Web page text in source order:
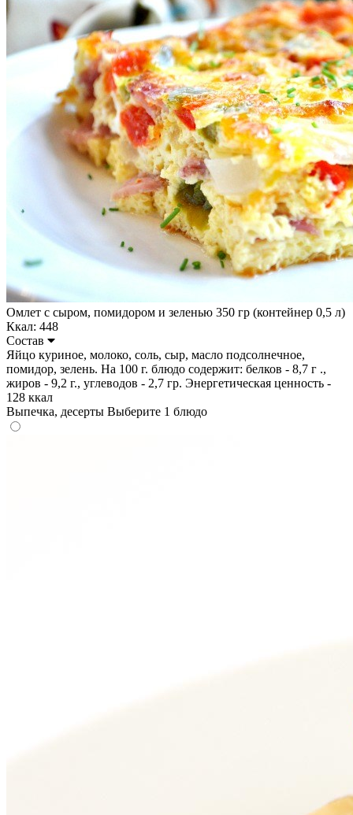
Омлет с сыром, помидором и зеленью 350 гр (контейнер 0,5 л)
Ккал: 448
Состав
Яйцо куриное, молоко, соль, сыр, масло подсолнечное,
помидор, зелень. На 100 г. блюдо содержит: белков - 8,7 г .,
жиров - 9,2 г., углеводов - 2,7 гр. Энергетическая ценность -
128 ккал
Выпечка, десерты Выберите 1 блюдо